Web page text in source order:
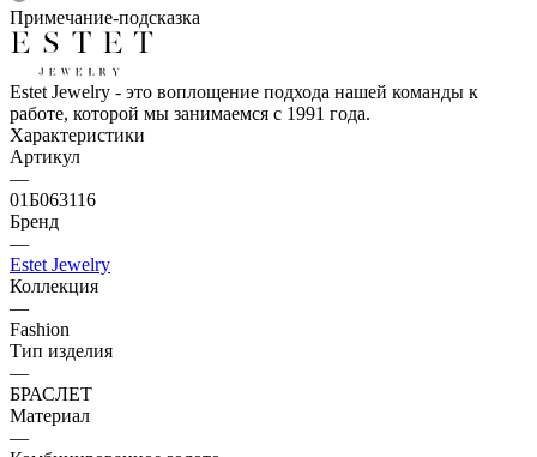
Примечание-подсказка
Estet Jewelry - это воплощение подхода нашей команды к
работе, которой мы занимаемся с 1991 года.
Характеристики
Артикул
—
01Б063116
Бренд
—
Estet Jewelry
Коллекция
—
Fashion
Тип изделия
—
БРАСЛЕТ
Материал
—